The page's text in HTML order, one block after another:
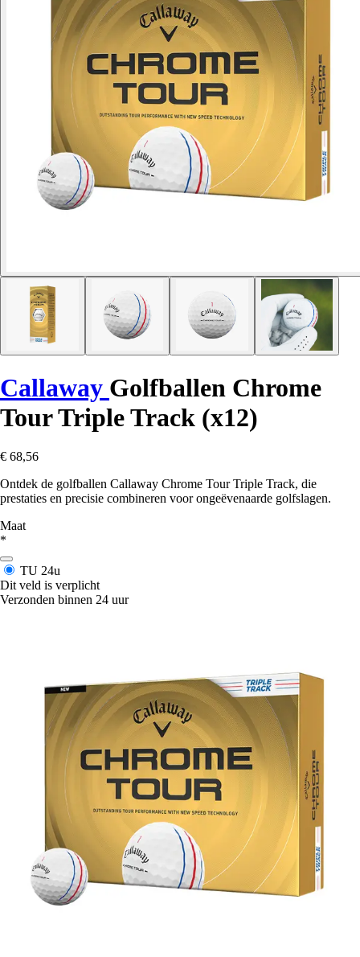
Callaway Golfballen Chrome
Tour Triple Track (x12)
€ 68,56
Ontdek de golfballen Callaway Chrome Tour Triple Track, die
prestaties en precisie combineren voor ongeëvenaarde golfslagen.
Maat
*
TU 24u
Dit veld is verplicht
Verzonden binnen 24 uur